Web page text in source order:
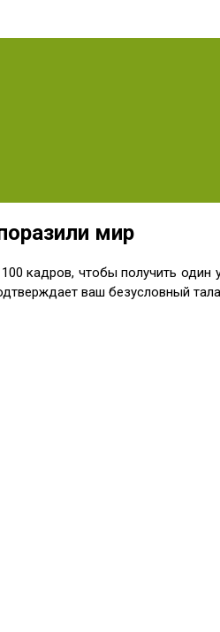
мир
кадров, чтобы получить один
ваш безусловный